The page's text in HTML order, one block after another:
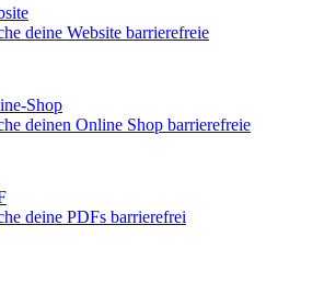
deine Website barrierefreie
Shop
deinen Online Shop barrierefreie
deine PDFs barrierefrei